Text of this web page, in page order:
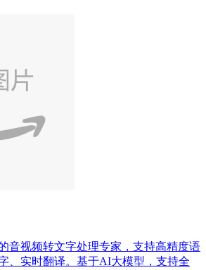
音视频转文字处理专家，支持高精度语
、实时翻译。基于AI大模型，支持全